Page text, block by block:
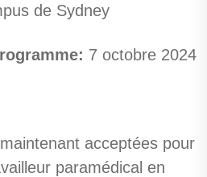
de Sydney
7 octobre 2024
acceptées pour
paramédical en